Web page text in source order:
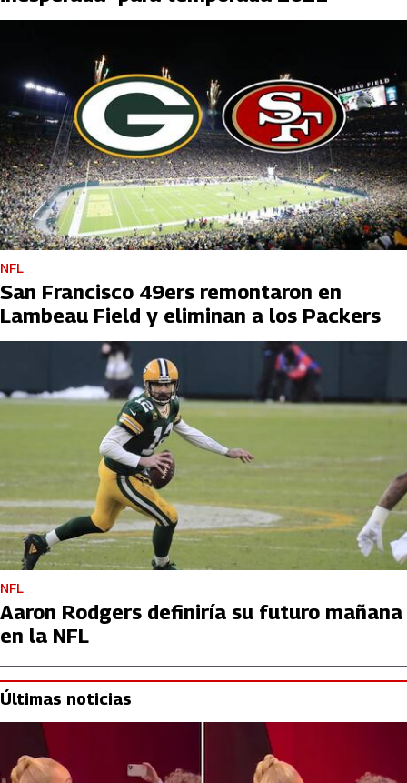
NFL
San Francisco 49ers remontaron en
Lambeau Field y eliminan a los Packers
NFL
Aaron Rodgers definiría su futuro mañana
en la NFL
Últimas noticias